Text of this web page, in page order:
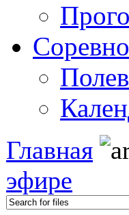
Главная
эфире